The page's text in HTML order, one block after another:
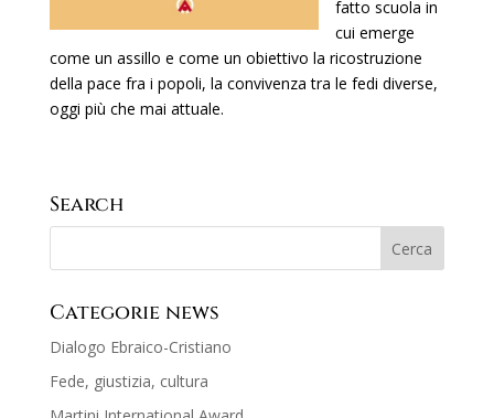
fatto scuola in
cui emerge
come un assillo e come un obiettivo la ricostruzione
della pace fra i popoli, la convivenza tra le fedi diverse,
oggi più che mai attuale.
Search
Categorie news
Dialogo Ebraico-Cristiano
Fede, giustizia, cultura